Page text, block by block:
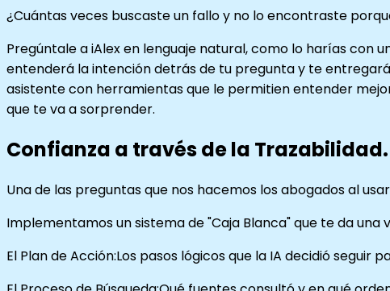
¿Cuántas veces buscaste un fallo y no lo encontraste
Pregúntale a iAlex en lenguaje natural, como lo harías con
entenderá la intención detrás de tu pregunta y te
asistente con herramientas que le permitien entender
que te va a sorprender.
Confianza a través de la Trazabilidad.
Una de las preguntas que nos hacemos los abogados al
Implementamos un sistema de "Caja Blanca" que te da
El Plan de Acción:Los pasos lógicos que la IA decidió seguir